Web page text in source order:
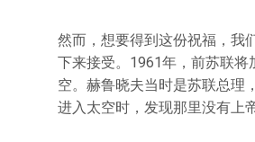
然而，想要得到这份祝福，我
下来接受。1961年，前苏联将
空。赫鲁晓夫当时是苏联总理
进入太空时，发现那里没有上帝